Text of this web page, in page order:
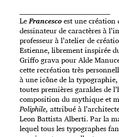
_____________________________________
LeFrancescoest une création
dessinateur de caractères à
professeur à l’atelier de
Estienne, librement inspirée
Griffo grava pour Alde
cette recréation très
à une icône de la typographie,
toutes premières garaldes de
composition du mythique et
Poliphile, attribué à
Leon Battista Alberti. Par la
lequel tous les typographes